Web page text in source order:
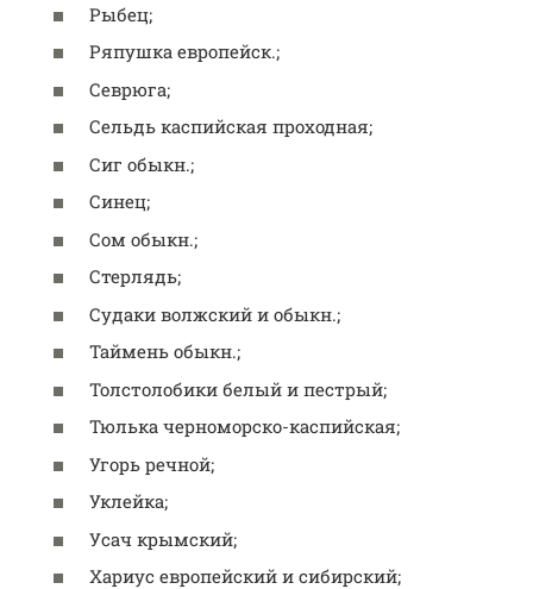
Рыбец;
Ряпушка европейск.;
Севрюга;
Сельдь каспийская проходная;
Сиг обыкн.;
Синец;
Сом обыкн.;
Стерлядь;
Судаки волжский и обыкн.;
Таймень обыкн.;
Толстолобики белый и пестрый;
Тюлька черноморско-каспийская;
Угорь речной;
Уклейка;
Усач крымский;
Хариус европейский и сибирский;